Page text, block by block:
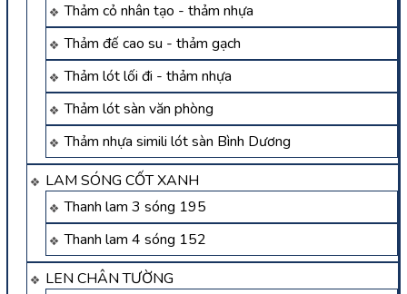
Thảm cỏ nhân tạo - thảm nhựa
Thảm đế cao su - thảm gạch
Thảm lót lối đi - thảm nhựa
Thảm lót sàn văn phòng
Thảm nhựa simili lót sàn Bình Dương
LAM SÓNG CỐT XANH
Thanh lam 3 sóng 195
Thanh lam 4 sóng 152
LEN CHÂN TƯỜNG